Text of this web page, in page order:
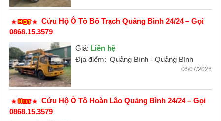
Cứu Hộ Ô Tô Bố Trạch Quảng Bình 24/24 – Gọi
0868.15.3579
Giá: Liên hệ
Địa điểm: Quảng Bình - Quảng Bình
06/07/2026
Cứu Hộ Ô Tô Hoàn Lão Quảng Bình 24/24 – Gọi
0868.15.3579